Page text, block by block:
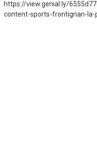
https://view.genial.ly/
content-sports-frontignan-la-